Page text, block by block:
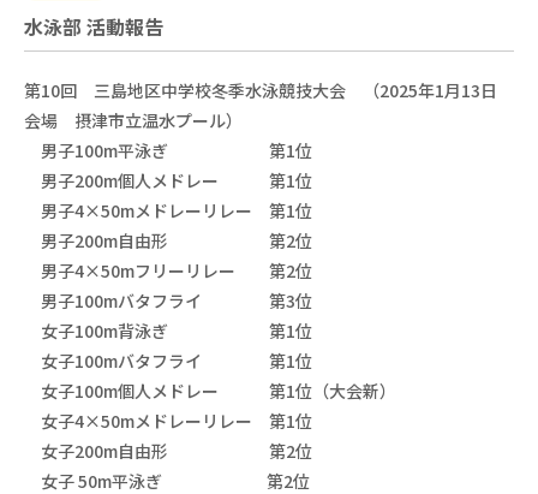
水泳部 活動報告
第10回 三島地区中学校冬季水泳競技大会 （2025年1月13日
会場 摂津市立温水プール）
男子100m平泳ぎ 第1位
男子200m個人メドレー 第1位
男子4×50mメドレーリレー 第1位
男子200m自由形 第2位
男子4×50mフリーリレー 第2位
男子100mバタフライ 第3位
女子100m背泳ぎ 第1位
女子100mバタフライ 第1位
女子100m個人メドレー 第1位（大会新）
女子4×50mメドレーリレー 第1位
女子200m自由形 第2位
女子 50m平泳ぎ 第2位